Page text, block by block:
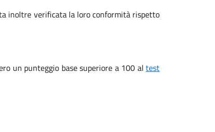
inoltre verificata la loro conformità rispetto
un punteggio base superiore a 100 al test